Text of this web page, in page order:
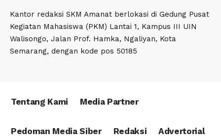
Kantor redaksi SKM Amanat berlokasi di Gedung Pusat
Kegiatan Mahasiswa (PKM) Lantai 1, Kampus III UIN
Walisongo, Jalan Prof. Hamka, Ngaliyan, Kota
Semarang, dengan kode pos 50185
Tentang Kami Media Partner
Pedoman Media Siber Redaksi Advertorial